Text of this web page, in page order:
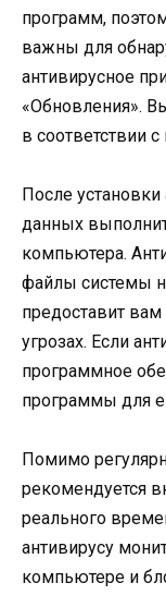
программ,
важны для
антивирусное
«Обновления».
в соответствии
После
данных
компьютера.
файлы системы
предоставит
угрозах. Если
программное
программы для
Помимо
рекомендуется
реального
антивирусу
компьютере и